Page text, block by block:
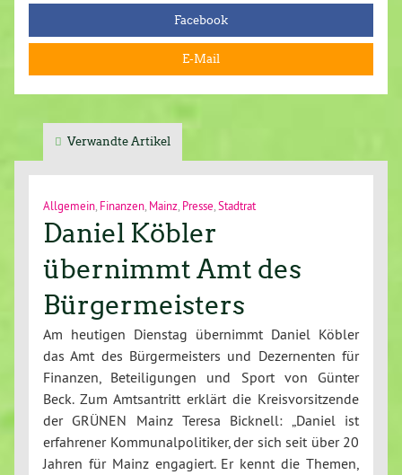
Facebook
E-Mail
Verwandte Artikel
Allgemein Finanzen Mainz Presse Stadtrat
Daniel Köbler
übernimmt Amt des
Bürgermeisters
Am heutigen Dienstag übernimmt Daniel Köbler
das Amt des Bürgermeisters und Dezernenten für
Finanzen, Beteiligungen und Sport von Günter
Beck. Zum Amtsantritt erklärt die Kreisvorsitzende
der GRÜNEN Mainz Teresa Bicknell: „Daniel ist
erfahrener Kommunalpolitiker, der sich seit über 20
Jahren für Mainz engagiert. Er kennt die Themen,